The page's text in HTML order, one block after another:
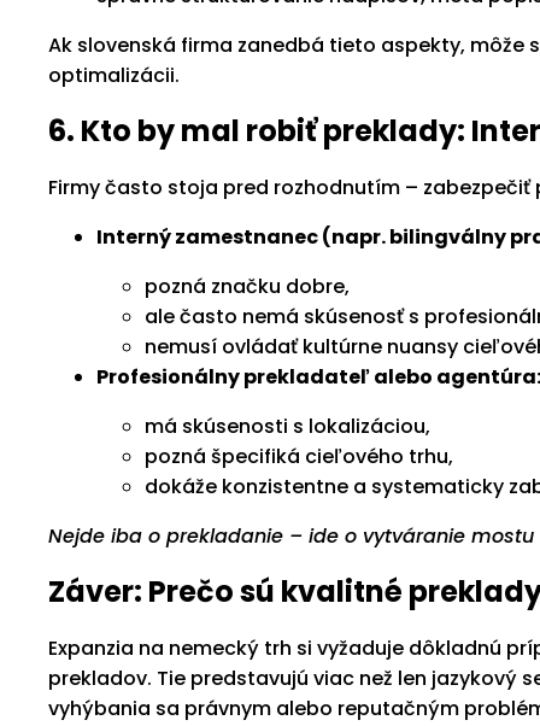
Ak slovenská firma zanedbá tieto aspekty, môže
optimalizácii.
6. Kto by mal robiť preklady:
Firmy často stoja pred rozhodnutím – zabezpečiť
Interný zamestnanec (napr. bilingválny
pozná značku dobre,
ale často nemá skúsenosť s
nemusí ovládať kultúrne nuansy
Profesionálny prekladateľ alebo agentúra:
má skúsenosti s lokalizáciou,
pozná špecifiká cieľového trhu,
dokáže konzistentne a systematicky
Nejde iba o prekladanie – ide o vytváranie
Záver: Prečo sú kvalitné
Expanzia na nemecký trh si vyžaduje dôkladnú
prekladov. Tie predstavujú viac než len jazykový
vyhýbania sa právnym alebo reputačným